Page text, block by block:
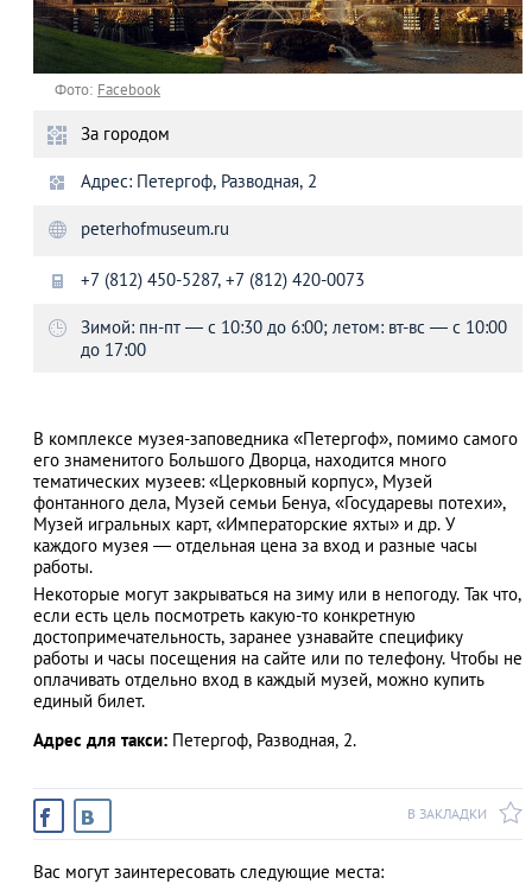
АЗАД
Фото: Facebook
За городом
Адрес: Петергоф, Разводная, 2
peterhofmuseum.ru
+7 (812) 450-5287, +7 (812) 420-0073
Зимой: пн-пт — с 10:30 до 6:00; летом: вт-вс — с 10:00
до 17:00
В комплексе музея-заповедника «Петергоф», помимо самого
его знаменитого Большого Дворца, находится много
тематических музеев: «Церковный корпус», Музей
фонтанного дела, Музей семьи Бенуа, «Государевы потехи»,
Музей игральных карт, «Императорские яхты» и др. У
каждого музея — отдельная цена за вход и разные часы
работы.
Некоторые могут закрываться на зиму или в непогоду. Так что,
если есть цель посмотреть какую-то конкретную
достопримечательность, заранее узнавайте специфику
работы и часы посещения на сайте или по телефону. Чтобы не
оплачивать отдельно вход в каждый музей, можно купить
единый билет.
Адрес для такси: Петергоф, Разводная, 2.
В ЗАКЛАДКИ
Вас могут заинтересовать следующие места: